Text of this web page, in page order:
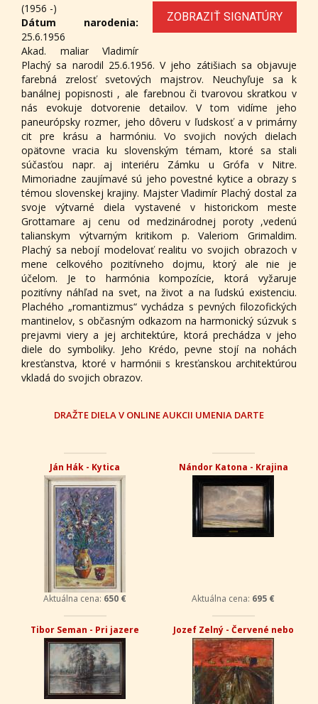
ZOBRAZIŤ SIGNATÚRY
(1956 -)
Dátum narodenia:
25.6.1956
Akad. maliar Vladimír
Plachý sa narodil 25.6.1956. V jeho zátišiach sa objavuje
farebná zrelosť svetových majstrov. Neuchyľuje sa k
banálnej popisnosti , ale farebnou či tvarovou skratkou v
nás evokuje dotvorenie detailov. V tom vidíme jeho
paneurópsky rozmer, jeho dôveru v ľudskosť a v primárny
cit pre krásu a harmóniu. Vo svojich nových dielach
opätovne vracia ku slovenským témam, ktoré sa stali
súčasťou napr. aj interiéru Zámku u Grófa v Nitre.
Mimoriadne zaujímavé sú jeho povestné kytice a obrazy s
témou slovenskej krajiny. Majster Vladimír Plachý dostal za
svoje výtvarné diela vystavené v historickom meste
Grottamare aj cenu od medzinárodnej poroty ,vedenú
talianskym výtvarným kritikom p. Valeriom Grimaldim.
Plachý sa nebojí modelovať realitu vo svojich obrazoch v
mene celkového pozitívneho dojmu, ktorý ale nie je
účelom. Je to harmónia kompozície, ktorá vyžaruje
pozitívny náhľad na svet, na život a na ľudskú existenciu.
Plachého „romantizmus“ vychádza s pevných filozofických
mantinelov, s občasným odkazom na harmonický súzvuk s
prejavmi viery a jej architektúre, ktorá prechádza v jeho
diele do symboliky. Jeho Krédo, pevne stojí na nohách
kresťanstva, ktoré v harmónii s kresťanskou architektúrou
vkladá do svojich obrazov.
DRAŽTE DIELA V ONLINE AUKCII UMENIA DARTE
Ján Hák - Kytica
Aktuálna cena: 650 €
Nándor Katona - Krajina
Aktuálna cena: 695 €
Tibor Seman - Pri jazere Jozef Zelný - Červené nebo